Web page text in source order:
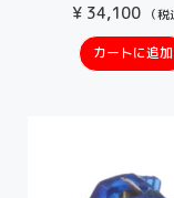
¥34,100 （税
カートに追加